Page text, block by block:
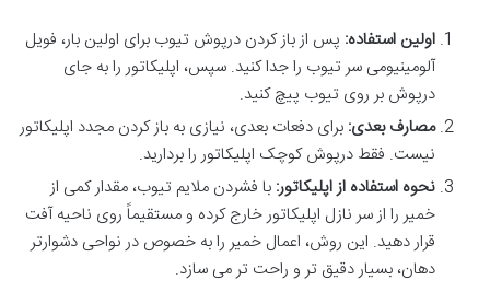
اولین استفاده: پس از باز کردن درپوش تیوب برای اولین بار، فویل
آلومینیومی سر تیوب را جدا کنید. سپس، اپلیکاتور را به جای
درپوش بر روی تیوب پیچ کنید.
مصارف بعدی: برای دفعات بعدی، نیازی به باز کردن مجدد اپلیکاتور
نیست. فقط درپوش کوچک اپلیکاتور را بردارید.
نحوه استفاده از اپلیکاتور: با فشردن ملایم تیوب، مقدار کمی از
خمیر را از سر نازل اپلیکاتور خارج کرده و مستقیماً روی ناحیه آفت
قرار دهید. این روش، اعمال خمیر را به خصوص در نواحی دشوارتر
دهان، بسیار دقیق تر و راحت تر می سازد.